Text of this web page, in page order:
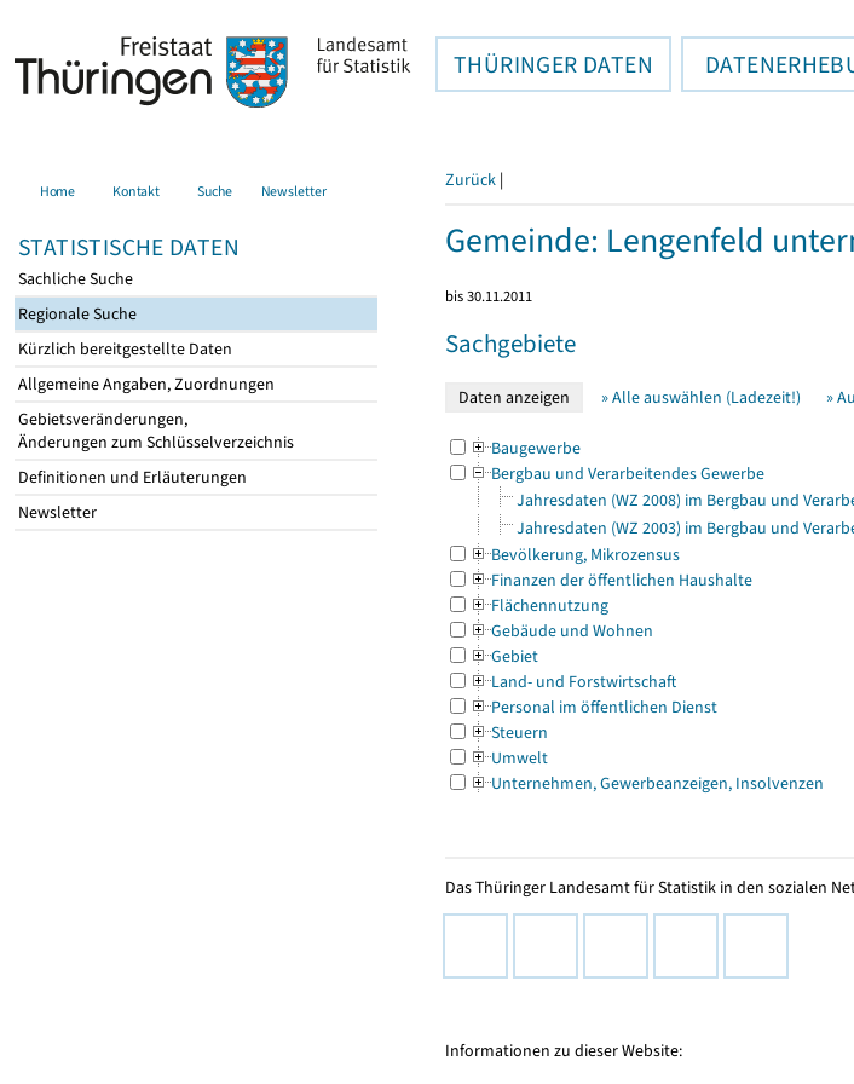
THÜRINGER DATEN
Home Kontakt Suche Newsletter
STATISTISCHE DATEN
Sachliche Suche
Regionale Suche
Kürzlich bereitgestellte Daten
Allgemeine Angaben, Zuordnungen
Gebietsveränderungen,
Änderungen zum Schlüsselverzeichnis
Definitionen und Erläuterungen
Newsletter
Zurück |
Gemeinde: Lengenfeld
bis 30.11.2011
Sachgebiete
» Alle auswählen (Ladezeit!) »
Baugewerbe
Bergbau und Verarbeitendes Gewerbe
Jahresdaten (WZ 2008) im Bergbau und
Jahresdaten (WZ 2003) im Bergbau und
Bevölkerung, Mikrozensus
Finanzen der öffentlichen Haushalte
Flächennutzung
Gebäude und Wohnen
Gebiet
Land- und Forstwirtschaft
Personal im öffentlichen Dienst
Steuern
Umwelt
Unternehmen, Gewerbeanzeigen, Insolvenzen
Das Thüringer Landesamt für Statistik in den sozialen
Informationen zu dieser Website: